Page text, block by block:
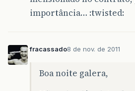
importância… :twisted:
fracassado8 de nov. de 2011
Boa noite galera,